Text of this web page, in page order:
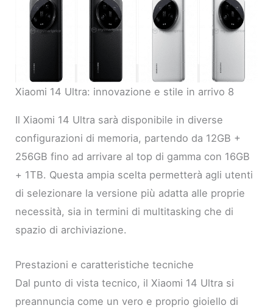
Xiaomi 14 Ultra: innovazione e stile in arrivo 8
Il Xiaomi 14 Ultra sarà disponibile in diverse
configurazioni di memoria, partendo da 12GB +
256GB fino ad arrivare al top di gamma con 16GB
+ 1TB. Questa ampia scelta permetterà agli utenti
di selezionare la versione più adatta alle proprie
necessità, sia in termini di multitasking che di
spazio di archiviazione.
Prestazioni e caratteristiche tecniche
Dal punto di vista tecnico, il Xiaomi 14 Ultra si
preannuncia come un vero e proprio gioiello di